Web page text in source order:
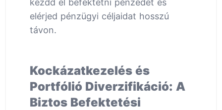
kezdd el befektetni pénzedet és
elérjed pénzügyi céljaidat hosszú
távon.
Kockázatkezelés és
Portfólió Diverzifikáció: A
Biztos Befektetési